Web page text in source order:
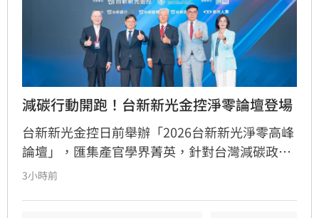
減碳行動開跑！台新新光金控淨零論壇登場
台新新光金控日前舉辦「2026台新新光淨零高峰
論壇」，匯集產官學界菁英，針對台灣減碳政
策、碳定價制度及企業轉型策略進行深度對話。
3小時前